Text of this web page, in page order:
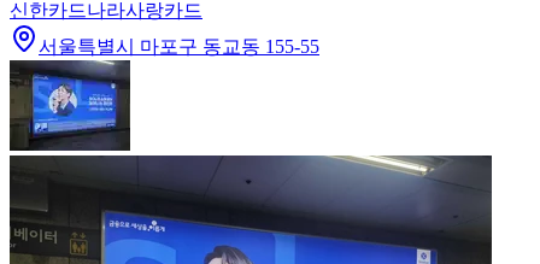
신한카드나라사랑카드
서울특별시 마포구 동교동 155-55